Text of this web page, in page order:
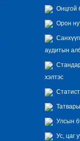
Онцгой
Орон
аудитын
хэлтэс
Улсын
Ус, цаг